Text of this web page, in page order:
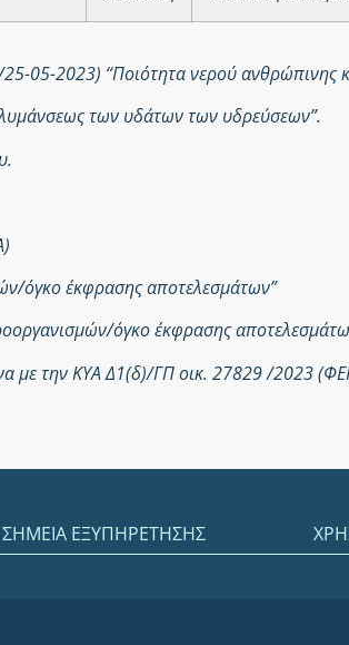
05-2023) “Ποιότητα νερού ανθρώπινης
των υδάτων των υδρεύσεων”.
όγκο έκφρασης αποτελεσμάτων”
όγκο έκφρασης
με την ΚΥΑ Δ1(δ)/ΓΠ οικ. 27829 /2023
ΣΗΜΕΙΑ ΕΞΥΠΗΡΕΤΗΣΗΣ